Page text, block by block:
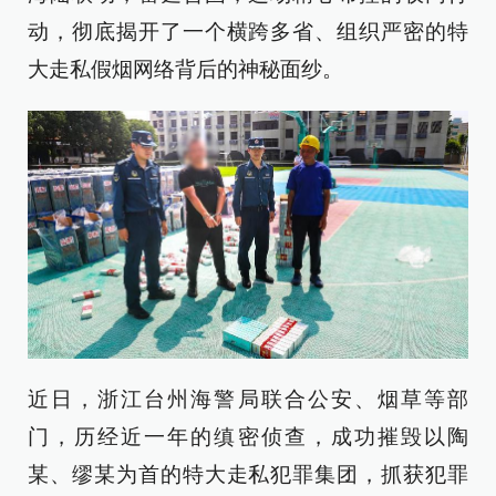
动，彻底揭开了一个横跨多省、组织严密的特
大走私假烟网络背后的神秘面纱。
近日，浙江台州海警局联合公安、烟草等部
门，历经近一年的缜密侦查，成功摧毁以陶
某、缪某为首的特大走私犯罪集团，抓获犯罪